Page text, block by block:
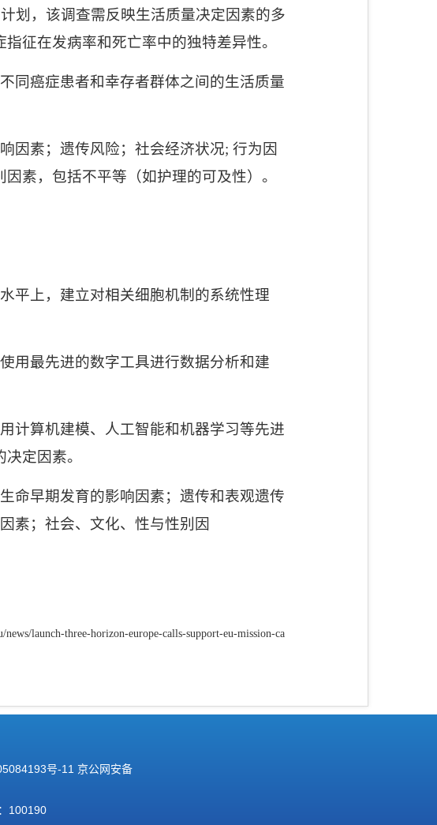
划，该调查需反映生活质量决定因素的多
征在发病率和死亡率中的独特差异性。
同癌症患者和幸存者群体之间的生活质量
因素；遗传风险；社会经济状况; 行为因
素，包括不平等（如护理的可及性）。
平上，建立对相关细胞机制的系统性理
用最先进的数字工具进行数据分析和建
计算机建模、人工智能和机器学习等先进
定因素。
命早期发育的影响因素；遗传和表观遗传
素；社会、文化、性与性别因
launch-three-horizon-europe-calls-support-eu-mission-ca
号-11 京公网安备
100190